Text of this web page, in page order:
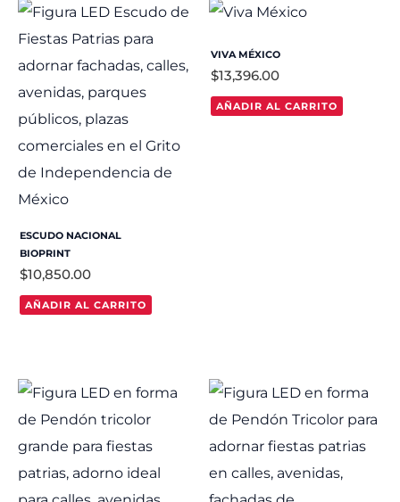
ESCUDO NACIONAL
BIOPRINT
$10,850.00
AÑADIR AL CARRITO
VIVA MÉXICO
$13,396.00
AÑADIR AL CARRITO